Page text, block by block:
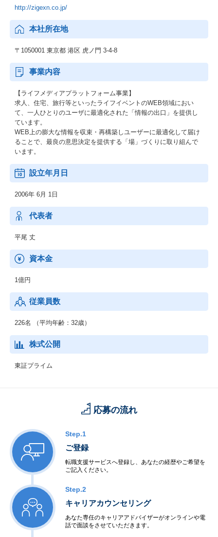
http://zigexn.co.jp/
本社所在地
〒1050001 東京都 港区 虎ノ門 3-4-8
事業内容
【ライフメディアプラットフォーム事業】
求人、住宅、旅行等といったライフイベントのWEB領域におい
て、一人ひとりのユーザに最適化された「情報の出口」を提供し
ています。
WEB上の膨大な情報を収束・再構築しユーザーに最適化して届け
ることで、最良の意思決定を提供する「場」づくりに取り組んで
います。
設立年月日
2006年 6月 1日
代表者
平尾 丈
資本金
1億円
従業員数
226名 （平均年齢：32歳）
株式公開
東証プライム
応募の流れ
Step.1
ご登録
転職支援サービスへ登録し、あなたの経歴やご希望を
ご記入ください。
Step.2
キャリアカウンセリング
あなた専任のキャリアアドバイザーがオンラインや電
話で面談をさせていただきます。